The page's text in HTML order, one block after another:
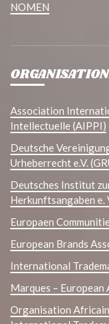
NOMEN
Association
Intellectuelle (AIPPI)
Deutsche
Urheberrecht e.V.
Deutsches Institut
Herkunftsangaben e.
Europaen
European Brands
International
Marques –
Organisation